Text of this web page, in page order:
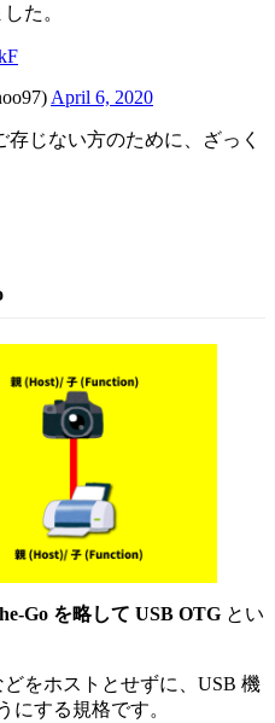
た。
April 6, 2020
存じない方のために、ざっく
Go を略して USB OTG とい
をホストとせずに、USB 機
にする規格です。